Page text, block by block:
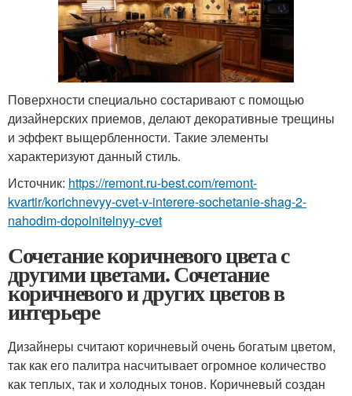
Поверхности специально состаривают с помощью
дизайнерских приемов, делают декоративные трещины
и эффект выщербленности. Такие элементы
характеризуют данный стиль.
Источник: https://remont.ru-best.com/remont-
kvartir/korichnevyy-cvet-v-interere-sochetanie-shag-2-
nahodim-dopolnitelnyy-cvet
Сочетание коричневого цвета с
другими цветами. Сочетание
коричневого и других цветов в
интерьере
Дизайнеры считают коричневый очень богатым цветом,
так как его палитра насчитывает огромное количество
как теплых, так и холодных тонов. Коричневый создан